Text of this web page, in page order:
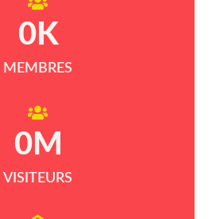
MEMBRES
0K
VISITEURS
0M